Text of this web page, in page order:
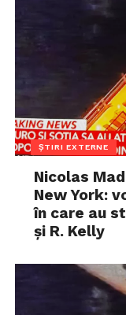
ȘTIRI EXTERNE
Nicolas
New York:
în care au
și R. Kelly